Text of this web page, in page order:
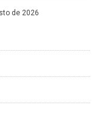
de 2026